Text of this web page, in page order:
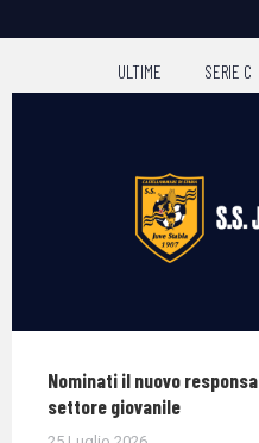
ULTIME SERIE C
Nominati il nuovo
settore giovanile